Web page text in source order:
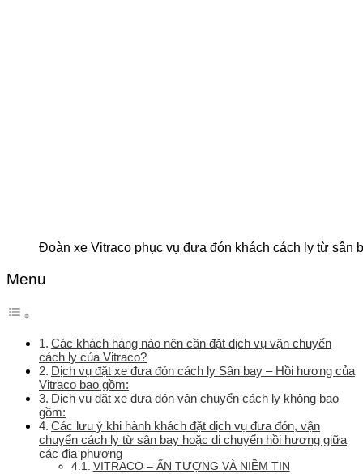
Đoàn xe Vitraco phục vụ đưa đón khách cách ly từ sân
Menu
Các khách hàng nào nên cần đặt dịch vụ vận chuyển
cách ly của Vitraco?
Dịch vụ đặt xe đưa đón cách ly Sân bay – Hồi hương của
Vitraco bao gồm:
Dịch vụ đặt xe đưa đón vận chuyển cách ly không bao
gồm:
Các lưu ý khi hành khách đặt dịch vụ đưa đón, vận
chuyển cách ly từ sân bay hoặc di chuyển hồi hương giữa
các địa phương
VITRACO – ẤN TƯỢNG VÀ NIỀM TIN